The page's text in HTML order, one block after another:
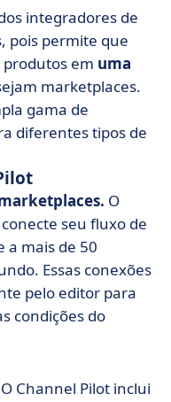
integradores de
pois permite que
em uma
marketplaces.
gama de
diferentes tipos de
O
seu fluxo de
a mais de 50
Essas conexões
pelo editor para
condições do
Channel Pilot inclui